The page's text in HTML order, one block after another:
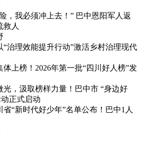
，我必须冲上去！” 巴中恩阳军人返
救人
理效能提升行动”激活乡村治理现代
体上榜！2026年第一批“四川好人榜”发
光，汲取榜样力量！巴中市 “身边好
正式启动
省“新时代好少年”名单公布！巴中1人